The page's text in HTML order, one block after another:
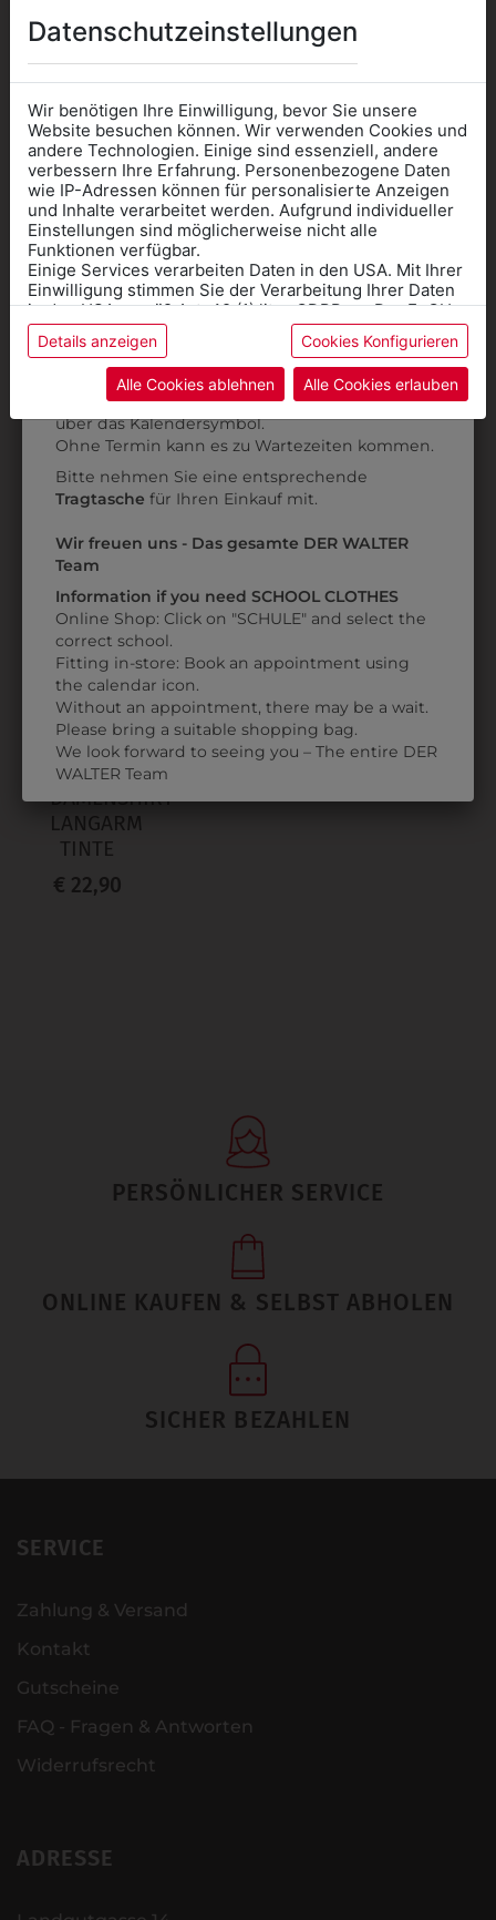
AUCH GEFALLEN
3003T001
T-SHIRT
€ 6,90
3003T620
T-SHIRT
€ 6,90
ZULETZT ANGESEHEN
317834
DAMENSHIRT
LANGARM
TINTE
€ 22,90
PERSÖNLICHER SERVICE
ONLINE KAUFEN & SELBST ABHOLEN
SICHER BEZAHLEN
SERVICE
Zahlung & Versand
Kontakt
Gutscheine
FAQ - Fragen & Antworten
Widerrufsrecht
ADRESSE
Datenschutzeinstellungen
Wir benötigen Ihre Einwilligung, bevor Sie unsere
Website besuchen können. Wir verwenden Cookies und
andere Technologien. Einige sind essenziell, andere
verbessern Ihre Erfahrung. Personenbezogene Daten
wie IP-Adressen können für personalisierte Anzeigen
und Inhalte verarbeitet werden. Aufgrund individueller
Einstellungen sind möglicherweise nicht alle
Funktionen verfügbar.
Einige Services verarbeiten Daten in den USA. Mit Ihrer
Einwilligung stimmen Sie der Verarbeitung Ihrer Daten
in den USA gemäß Art. 49 (1) lit. a GDPR zu. Der EuGH
stuft die USA als Land mit unzureichendem Datenschutz
ein, und es besteht das Risiko, dass US-Behörden
Daten ohne Klagemöglichkeit für Europäer überwachen.
Datenschutzerklärungbzw. im
Details anzeigen Cookies Konfigurieren
Alle Cookies ablehnen Alle Cookies erlauben
Informationen wenn Sie
Kleidung
für die SCHULE
benötigen
Online Shop: Klick auf SCHULE in der
Kategorie und die richtige Schule auswählen.
AnprobeVorort im Geschäft: Termin buchen
über das Kalendersymbol.
Ohne Termin kann es zu Wartezeiten kommen.
Bitte nehmen Sie eine entsprechende
Tragtasche für Ihren Einkauf mit.
Wir freuen uns - Das gesamte DER WALTER
Team
Information if you need SCHOOL CLOTHES
Online Shop: Click on "SCHULE" and select the
correct school.
Fitting in-store: Book an appointment using
the calendar icon.
Without an appointment, there may be a wait.
Please bring a suitable shopping bag.
We look forward to seeing you – The entire DER
WALTER Team